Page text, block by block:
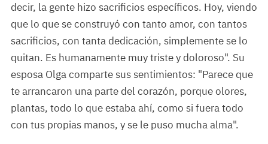
decir, la gente hizo sacrificios específicos. Hoy, viendo
que lo que se construyó con tanto amor, con tantos
sacrificios, con tanta dedicación, simplemente se lo
quitan. Es humanamente muy triste y doloroso". Su
esposa Olga comparte sus sentimientos: "Parece que
te arrancaron una parte del corazón, porque olores,
plantas, todo lo que estaba ahí, como si fuera todo
con tus propias manos, y se le puso mucha alma".